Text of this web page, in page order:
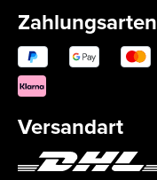
Zahlungsarten
Versandart